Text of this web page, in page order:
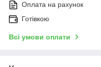
Оплата на рахунок
Готівкою
Всі умови оплати